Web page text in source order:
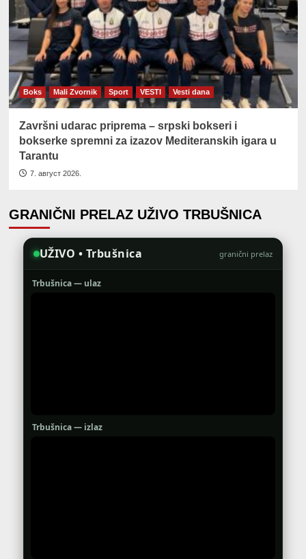
Boks Mali Zvornik Sport VESTI Vesti dana
Završni udarac priprema – srpski bokseri i
bokserke spremni za izazov Mediteranskih igara u
Tarantu
7. август 2026.
GRANIČNI PRELAZ UŽIVO TRBUŠNICA
UŽIVO • Trbušnica granični prelaz
Trbušnica — ulaz
Trbušnica — izlaz